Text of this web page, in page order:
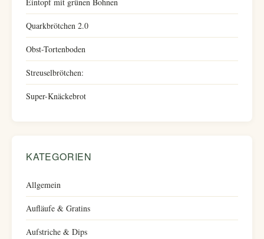
Quarkbrötchen 2.0
Obst-Tortenboden
Streuselbrötchen:
Super-Knäckebrot
KATEGORIEN
Allgemein
Aufläufe & Gratins
Aufstriche & Dips